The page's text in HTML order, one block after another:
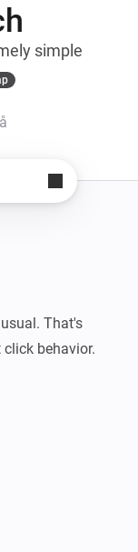
simple
That's
behavior.